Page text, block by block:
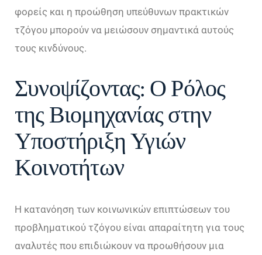
φορείς και η προώθηση υπεύθυνων πρακτικών
τζόγου μπορούν να μειώσουν σημαντικά αυτούς
τους κινδύνους.
Συνοψίζοντας: Ο Ρόλος
της Βιομηχανίας στην
Υποστήριξη Υγιών
Κοινοτήτων
Η κατανόηση των κοινωνικών επιπτώσεων του
προβληματικού τζόγου είναι απαραίτητη για τους
αναλυτές που επιδιώκουν να προωθήσουν μια